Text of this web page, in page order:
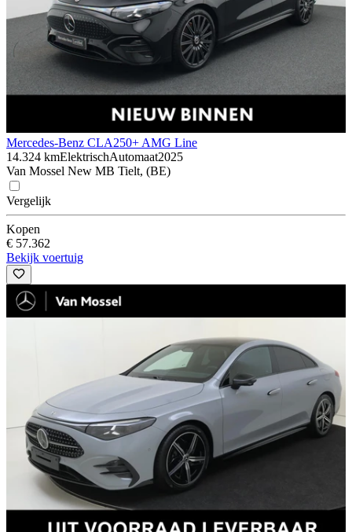
Mercedes-Benz CLA250+ AMG Line
14.324 kmElektrischAutomaat2025
Van Mossel New MB Tielt, (BE)
Vergelijk
Kopen
€ 57.362
Bekijk voertuig